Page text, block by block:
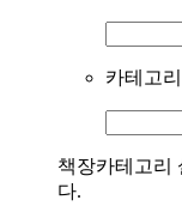
카테고리
책장카테고리
다.